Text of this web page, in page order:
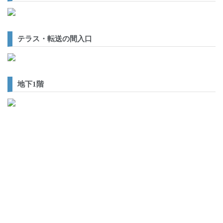
テラス・転送の間入口
地下1階